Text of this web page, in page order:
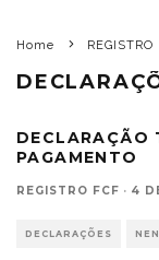
Home REGISTRO
DECLARAÇÃO
PAGAMENTO
REGISTRO FCF · 4
DECLARAÇÕES